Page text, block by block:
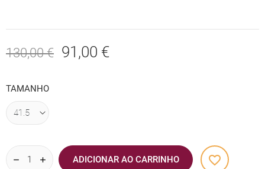
130,00 € 91,00 €
TAMANHO
ADICIONAR AO CARRINHO favorite_border